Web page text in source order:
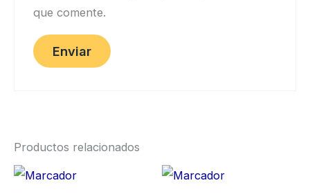
que comente.
Productos relacionados